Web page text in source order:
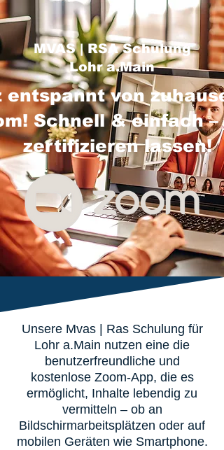
MVAS | RSA Schulung
Lohr a.Main
entspannt von
Schnell & einfach –
zertifizieren lassen!
Unsere Mvas | Ras Schulung für
Lohr a.Main nutzen eine die
benutzerfreundliche und
kostenlose Zoom-App, die es
ermöglicht, Inhalte lebendig zu
vermitteln – ob an
Bildschirmarbeitsplätzen oder auf
mobilen Geräten wie Smartphone.